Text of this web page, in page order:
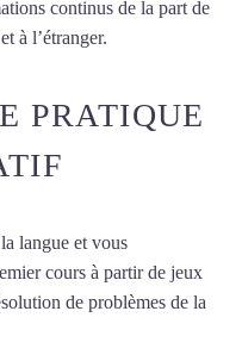
continus de la part de
à l’étranger.
PRATIQUE
langue et vous
cours à partir de jeux
de problèmes de la